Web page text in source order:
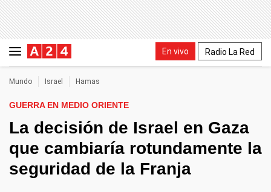
En vivo Radio La Red
Mundo Israel Hamas
GUERRA EN MEDIO ORIENTE
La decisión de Israel en Gaza
que cambiaría rotundamente la
seguridad de la Franja